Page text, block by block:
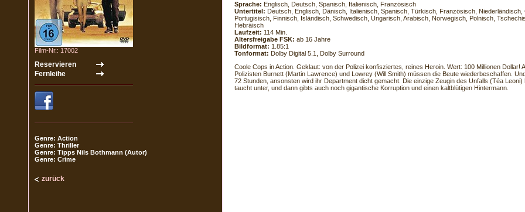
Film-Nr.: 17002
Genre: Action
Genre: Thriller
Genre: Tipps Nils Bothmann (Autor)
Genre: Crime
zurück
Sprache: Englisch, Deutsch, Spanisch, Italienisch, Französisch
Untertitel: Deutsch, Englisch, Dänisch, Italienisch, Spanisch, Türkisch, Französisch, Niederländisch,
Portugisisch, Finnisch, Isländisch, Schwedisch, Ungarisch, Arabisch, Norwegisch, Polnisch,
Hebräisch
Laufzeit: 114 Min.
Altersfreigabe FSK: ab 16 Jahre
Bildformat: 1.85:1
Tonformat: Dolby Digital 5.1, Dolby Surround
Coole Cops in Action. Geklaut: von der Polizei konfisziertes, reines Heroin. Wert: 100 Millionen Dollar!
Polizisten Burnett (Martin Lawrence) und Lowrey (Will Smith) müssen die Beute wiederbeschaffen.
72 Stunden, ansonsten wird ihr Department dicht gemacht. Die einzige Zeugin des Unfalls (Téa Leoni)
taucht unter, und dann gibts auch noch gigantische Korruption und einen kaltblütigen Hintermann.